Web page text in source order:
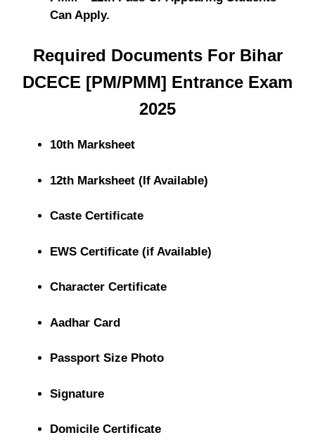
Can Apply.
Required Documents For Bihar
DCECE [PM/PMM] Entrance Exam
2025
10th Marksheet
12th Marksheet (If Available)
Caste Certificate
EWS Certificate (if Available)
Character Certificate
Aadhar Card
Passport Size Photo
Signature
Domicile Certificate